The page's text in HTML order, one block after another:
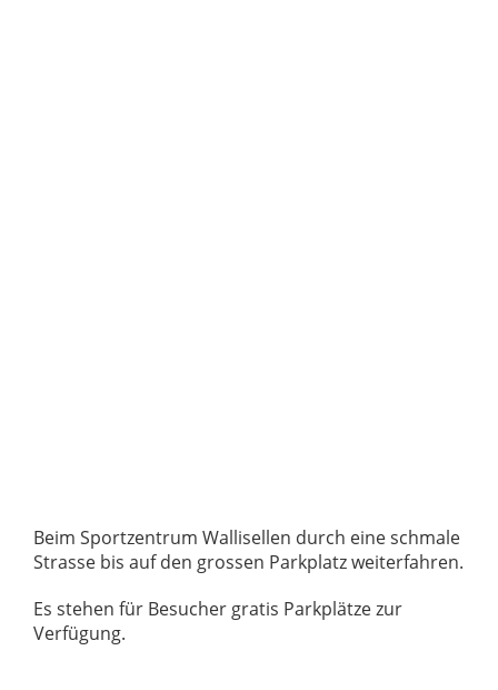
Beim Sportzentrum Wallisellen durch eine schmale
Strasse bis auf den grossen Parkplatz weiterfahren.
Es stehen für Besucher gratis Parkplätze zur
Verfügung.